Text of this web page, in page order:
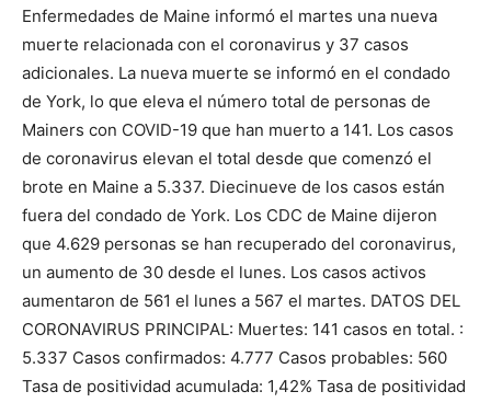
Enfermedades de Maine informó el martes una nueva
muerte relacionada con el coronavirus y 37 casos
adicionales. La nueva muerte se informó en el condado
de York, lo que eleva el número total de personas de
Mainers con COVID-19 que han muerto a 141. Los casos
de coronavirus elevan el total desde que comenzó el
brote en Maine a 5.337. Diecinueve de los casos están
fuera del condado de York. Los CDC de Maine dijeron
que 4.629 personas se han recuperado del coronavirus,
un aumento de 30 desde el lunes. Los casos activos
aumentaron de 561 el lunes a 567 el martes. DATOS DEL
CORONAVIRUS PRINCIPAL: Muertes: 141 casos en total. :
5.337 Casos confirmados: 4.777 Casos probables: 560
Tasa de positividad acumulada: 1,42% Tasa de positividad